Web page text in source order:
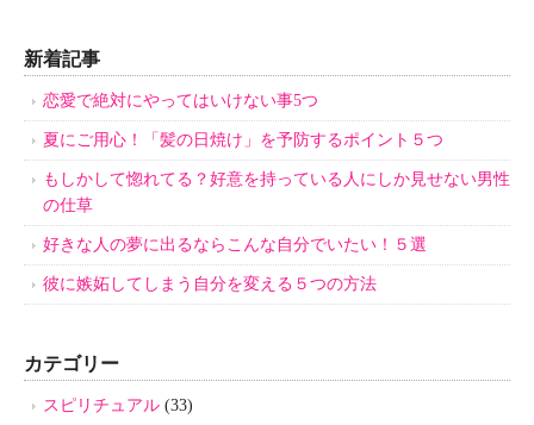
新着記事
恋愛で絶対にやってはいけない事5つ
夏にご用心！「髪の日焼け」を予防するポイント５つ
もしかして惚れてる？好意を持っている人にしか見せない男性
の仕草
好きな人の夢に出るならこんな自分でいたい！５選
彼に嫉妬してしまう自分を変える５つの方法
カテゴリー
スピリチュアル (33)